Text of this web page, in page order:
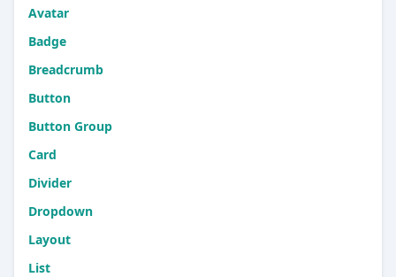
👋 平台包括 300+网页模板，200+ 网页组件库，覆盖管
模板案例，公开免费，复制即用。
Avatar
Badge
Breadcrumb
Button
Button Group
Card
Divider
Dropdown
Layout
List